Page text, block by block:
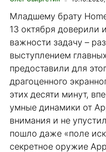
Младшему брату
13 октября доверили
важности задачу –
выступлением
предоставили для
драгоценного
этих десяти минут,
умные динамики от
внимания и не
пошло даже «поле
секретное оружие